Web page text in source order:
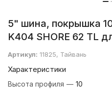
5" шина, покрышка
K404 SHORE 62 TL
Артикул: 11825, Тайвань
Характеристики
Высота профиля — 10